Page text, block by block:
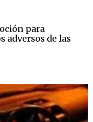
para
adversos de las